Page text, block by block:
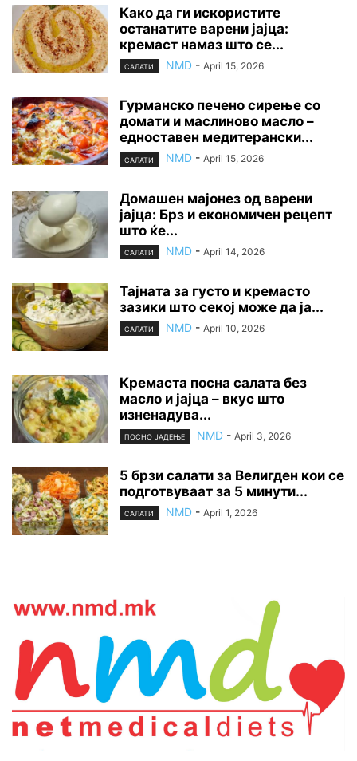
Како да ги искористите
останатите варени јајца:
кремаст намаз што се...
САЛАТИ NMD - April 15, 2026
Гурманско печено сирење со
домати и маслиново масло –
едноставен медитерански...
САЛАТИ NMD - April 15, 2026
Домашен мајонез од варени
јајца: Брз и економичен рецепт
што ќе...
САЛАТИ NMD - April 14, 2026
Тајната за густо и кремасто
зазики што секој може да ја...
САЛАТИ NMD - April 10, 2026
Кремаста посна салата без
масло и јајца – вкус што
изненадува...
ПОСНО ЈАДЕЊЕ NMD - April 3, 2026
5 брзи салати за Велигден кои се
подготвуваат за 5 минути...
САЛАТИ NMD - April 1, 2026